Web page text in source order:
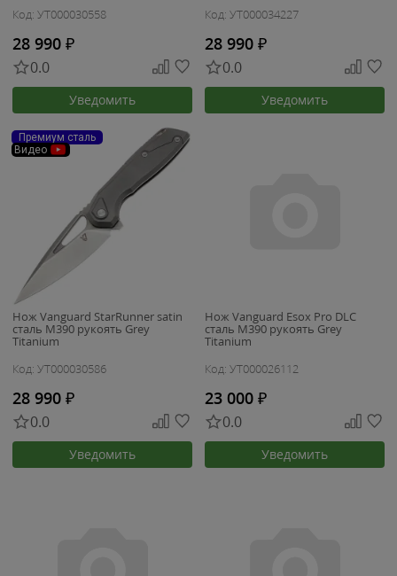
Код: УТ000030558
28 990 ₽
0.0
Уведомить
Код: УТ000034227
28 990 ₽
0.0
Уведомить
Премиум сталь
Видео
Нож Vanguard StarRunner satin
сталь M390 рукоять Grey
Titanium
Код: УТ000030586
28 990 ₽
0.0
Уведомить
Нож Vanguard Esox Pro DLC
сталь M390 рукоять Grey
Titanium
Код: УТ000026112
23 000 ₽
0.0
Уведомить